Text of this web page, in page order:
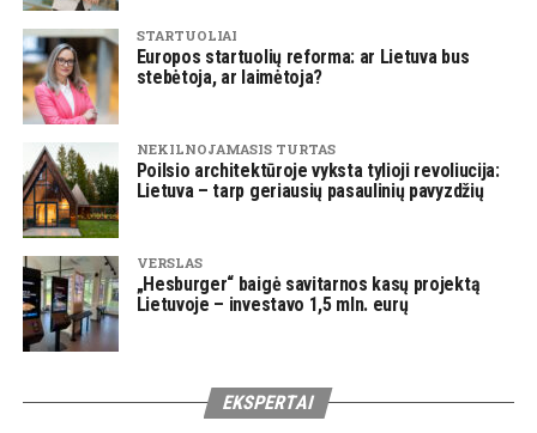
STARTUOLIAI
Europos startuolių reforma: ar Lietuva bus
stebėtoja, ar laimėtoja?
NEKILNOJAMASIS TURTAS
Poilsio architektūroje vyksta tylioji revoliucija:
Lietuva – tarp geriausių pasaulinių pavyzdžių
VERSLAS
„Hesburger“ baigė savitarnos kasų projektą
Lietuvoje – investavo 1,5 mln. eurų
EKSPERTAI